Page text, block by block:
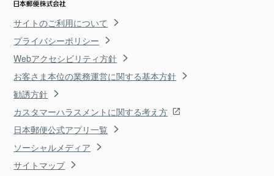
サイトのご利用について
プライバシーポリシー
Webアクセシビリティ方針
お客さま本位の業務運営に関する基本方針
勧誘方針
カスタマーハラスメントに関する考え方
日本郵便公式アプリ一覧
ソーシャルメディア
サイトマップ